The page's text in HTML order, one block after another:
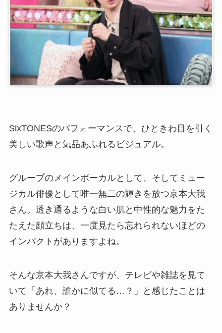
SixTONESのパフォーマンスで、ひときわ目を引く
美しい歌声と気品あふれるビジュアル。
グループのメインボーカルとして、そしてミュー
ジカル俳優として唯一無二の輝きを放つ京本大我
さん。透き通るような白い肌と中性的な魅力をた
たえた顔立ちは、一度見たら忘れられないほどの
インパクトがありますよね。
そんな京本大我さんですが、テレビや雑誌を見て
いて「あれ、誰かに似てる…？」と感じたことは
ありませんか？